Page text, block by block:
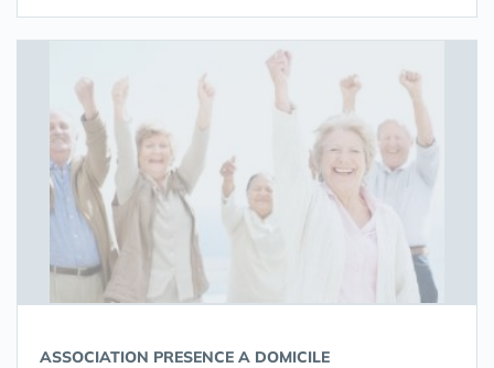
ASSOCIATION PRESENCE A DOMICILE